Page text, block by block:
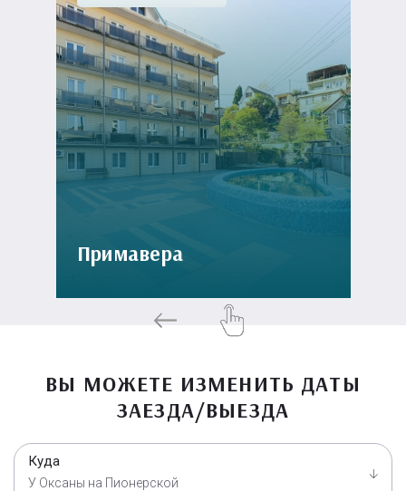
Примавера
ВЫ МОЖЕТЕ ИЗМЕНИТЬ ДАТЫ
ЗАЕЗДА/ВЫЕЗДА
Куда
У Оксаны на Пионерской